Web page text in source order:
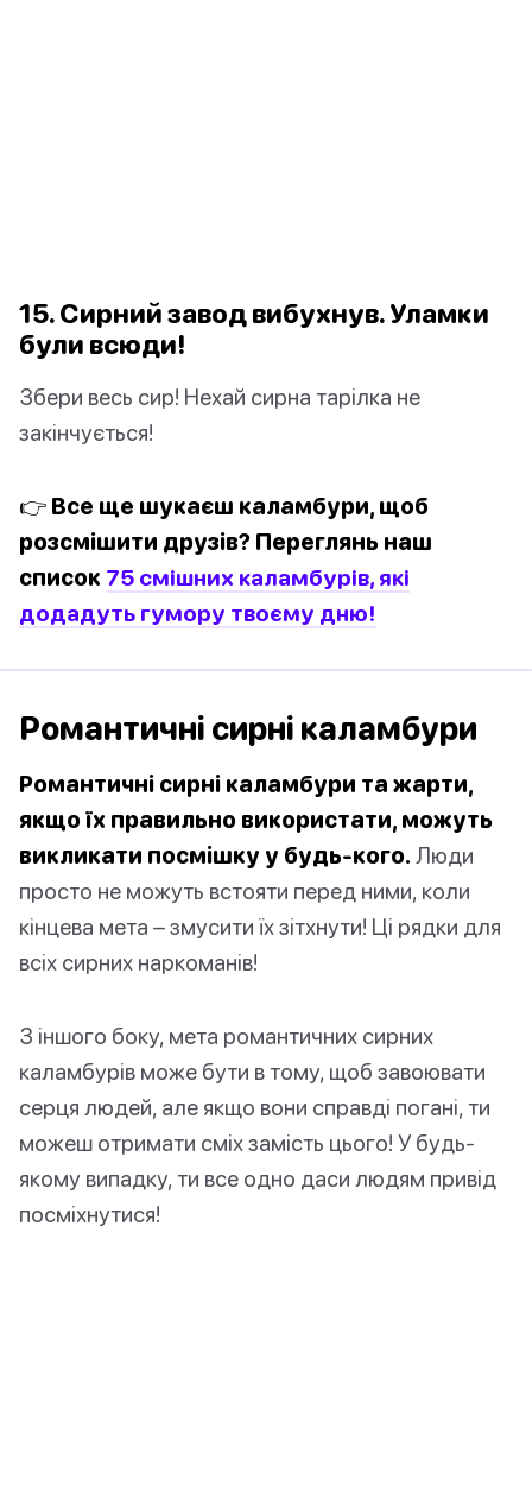
15. Сирний завод вибухнув. Уламки
були всюди!
Збери весь сир! Нехай сирна тарілка не
закінчується!
👉 Все ще шукаєш каламбури, щоб
розсмішити друзів? Переглянь наш
список 75 смішних каламбурів, які
додадуть гумору твоєму дню!
Романтичні сирні каламбури
Романтичні сирні каламбури та жарти,
якщо їх правильно використати, можуть
викликати посмішку у будь-кого. Люди
просто не можуть встояти перед ними, коли
кінцева мета – змусити їх зітхнути! Ці рядки для
всіх сирних наркоманів!
З іншого боку, мета романтичних сирних
каламбурів може бути в тому, щоб завоювати
серця людей, але якщо вони справді погані, ти
можеш отримати сміх замість цього! У будь-
якому випадку, ти все одно даси людям привід
посміхнутися!